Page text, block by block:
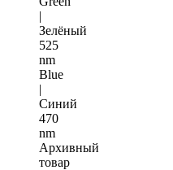
|
Зелёный
525
nm
Blue
|
Синий
470
nm
Архивный
товар